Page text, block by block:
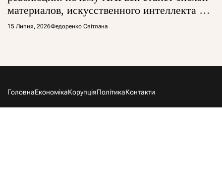
материалов, искусственного интеллекта и
глобальной борьбы за технологии
15 Липня, 2026Федоренко Світлана
ГоловнаЕкономікаКорупціяПолітикаКонтакти